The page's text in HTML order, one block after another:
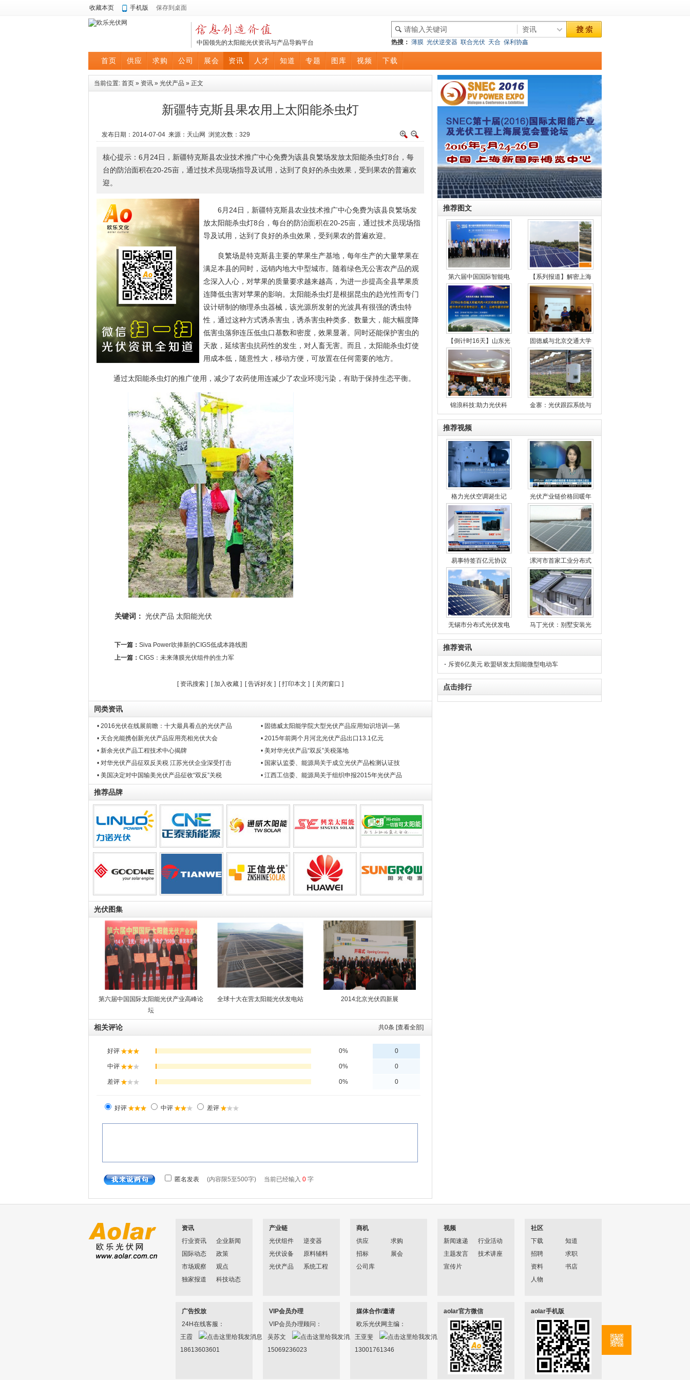
收藏本页 手机版 保存到桌面
热搜： 薄膜 光伏逆变器 联合光伏 天合 保利协鑫
中国领先的太阳能光伏资讯与产品导购平台
首页 供应 求购 公司 展会 资讯 人才 知道 专题 图库 视频 下载
当前位置: 首页 » 资讯 » 光伏产品 » 正文
新疆特克斯县果农用上太阳能杀虫灯
发布日期：2014-07-04 来源：天山网 浏览次数： 329
核心提示：6月24日，新疆特克斯县农业技术推广中心免费为该县良繁场发放太阳能杀虫灯8台，每
台的防治面积在20-25亩，通过技术员现场指导及试用，达到了良好的杀虫效果，受到果农的普遍欢
迎。
6月24日，新疆特克斯县农业技术推广中心免费为该县良繁场发
放太阳能杀虫灯8台，每台的防治面积在20-25亩，通过技术员现场指
导及试用，达到了良好的杀虫效果，受到果农的普遍欢迎。
良繁场是特克斯县主要的苹果生产基地，每年生产的大量苹果在
满足本县的同时，远销内地大中型城市。随着绿色无公害农产品的观
念深入人心，对苹果的质量要求越来越高，为进一步提高全县苹果质
连降低虫害对苹果的影响。太阳能杀虫灯是根据昆虫的趋光性而专门
设计研制的物理杀虫器械，该光源所发射的光波具有很强的诱虫特
性，通过这种方式诱杀害虫，诱杀害虫种类多、数量大，能大幅度降
低害虫落卵连压低虫口基数和密度，效果显著。同时还能保护害虫的
天敌，延续害虫抗药性的发生，对人畜无害。而且，太阳能杀虫灯使
用成本低，随意性大，移动方便，可放置在任何需要的地方。
通过太阳能杀虫灯的推广使用，减少了农药使用连减少了农业环境污染，有助于保持生态平衡。
关键词： 光伏产品 太阳能光伏
下一篇： Siva Power吹捧新的CIGS低成本路线图
上一篇： CIGS：未来薄膜光伏组件的生力军
[ 资讯搜索 ] [加入收藏 ] [告诉好友 ] [打印本文 ] [ 关闭窗口 ]
同类资讯
• 2016光伏在线展前瞻：十大最具看点的光伏产品
• 固德威太阳能学院大型光伏产品应用知识培训—第
• 天合光能携创新光伏产品应用亮相光伏大会
• 2015年前两个月河北光伏产品出口13.1亿元
• 新余光伏产品工程技术中心揭牌
• 美对华光伏产品“双反”关税落地
• 对华光伏产品征双反关税 江苏光伏企业深受打击
• 国家认监委、能源局关于成立光伏产品检测认证技
• 美国决定对中国输美光伏产品征收“双反”关税
• 江西工信委、能源局关于组织申报2015年光伏产品
推荐品牌
光伏图集
第六届中国国际太阳能光伏产业高峰论
坛
全球十大在营太阳能光伏发电站 2014北京光伏四新展
共0条 [查看全部]
相关评论
推荐图文
第六届中国国际智能电 【系列报道】解密上海
【倒计时16天】山东光 固德威与北京交通大学
锦浪科技:助力光伏科 金寨：光伏跟踪系统与
推荐视频
格力光伏空调诞生记 光伏产业链价格回暖年
易事特签百亿元协议 漯河市首家工业分布式
无锡市分布式光伏发电 马丁光伏：别墅安装光
推荐资讯
斥资6亿美元 欧盟研发太阳能微型电动车
点击排行
资讯
行业资讯
企业新闻
国际动态
政策
市场观察
观点
独家报道
科技动态
产业链
光伏组件
逆变器
光伏设备
原料辅料
光伏产品
系统工程
商机
供应
求购
招标
展会
公司库
视频
新闻速递
行业活动
主题发言
技术讲座
宣传片
社区
下载
知道
招聘
求职
资料
书店
人物
广告投放
24H在线客服：
王霞
18613603601
VIP会员办理
VIP会员办理顾问：
吴苏文
15069236023
媒体合作/邀请
欧乐光伏网主编：
王亚斐
13001761346
aolar官方微信 aolar手机版